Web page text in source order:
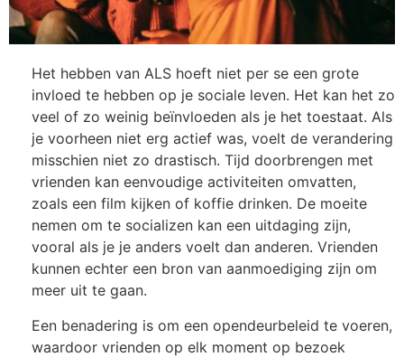
Het hebben van ALS hoeft niet per se een grote
invloed te hebben op je sociale leven. Het kan het zo
veel of zo weinig beïnvloeden als je het toestaat. Als
je voorheen niet erg actief was, voelt de verandering
misschien niet zo drastisch. Tijd doorbrengen met
vrienden kan eenvoudige activiteiten omvatten,
zoals een film kijken of koffie drinken. De moeite
nemen om te socializen kan een uitdaging zijn,
vooral als je je anders voelt dan anderen. Vrienden
kunnen echter een bron van aanmoediging zijn om
meer uit te gaan.
Een benadering is om een opendeurbeleid te voeren,
waardoor vrienden op elk moment op bezoek